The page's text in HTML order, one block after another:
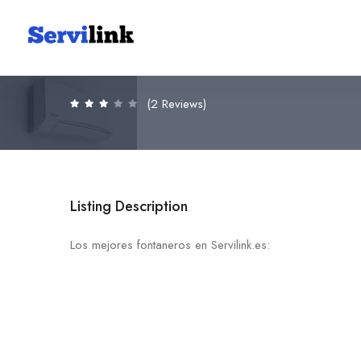
FONTANERÍA LAUDE
(2 Reviews)
Listing Description
Los mejores fontaneros en Servilink.es: